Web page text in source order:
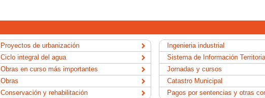
Proyectos de urbanización
Ciclo integral del agua
Obras en curso más importantes
Obras
Conservación y rehabilitación
Ingenieria industrial
Sistema de Información
Jornadas y cursos
Catastro Municipal
Pagos por sentencias y otras